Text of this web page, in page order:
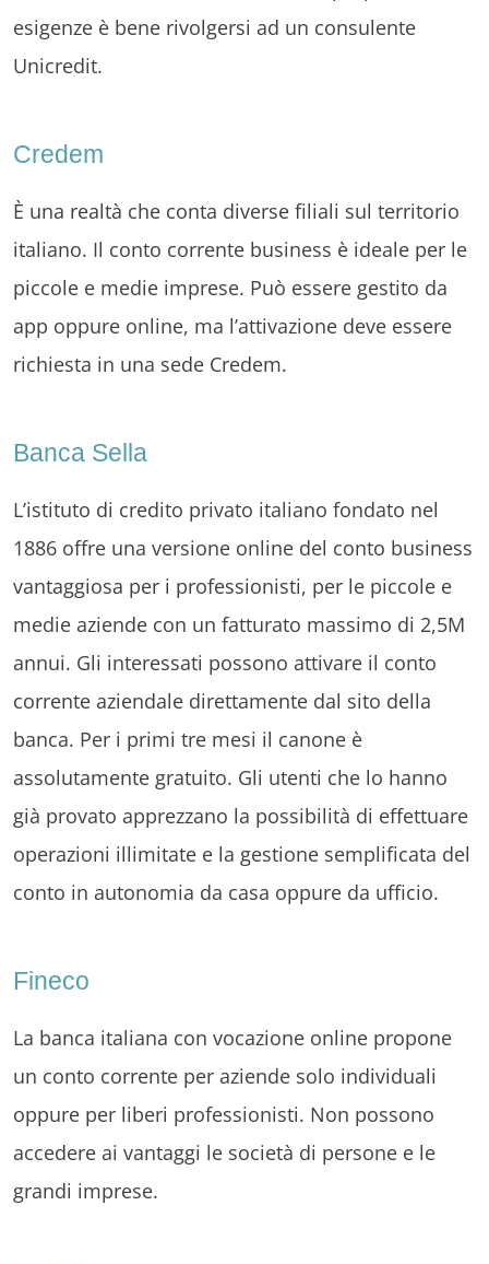
esigenze è bene rivolgersi ad un consulente
Unicredit.
Credem
È una realtà che conta diverse filiali sul territorio
italiano. Il conto corrente business è ideale per le
piccole e medie imprese. Può essere gestito da
app oppure online, ma l’attivazione deve essere
richiesta in una sede Credem.
Banca Sella
L’istituto di credito privato italiano fondato nel
1886 offre una versione online del conto business
vantaggiosa per i professionisti, per le piccole e
medie aziende con un fatturato massimo di 2,5M
annui. Gli interessati possono attivare il conto
corrente aziendale direttamente dal sito della
banca. Per i primi tre mesi il canone è
assolutamente gratuito. Gli utenti che lo hanno
già provato apprezzano la possibilità di effettuare
operazioni illimitate e la gestione semplificata del
conto in autonomia da casa oppure da ufficio.
Fineco
La banca italiana con vocazione online propone
un conto corrente per aziende solo individuali
oppure per liberi professionisti. Non possono
accedere ai vantaggi le società di persone e le
grandi imprese.